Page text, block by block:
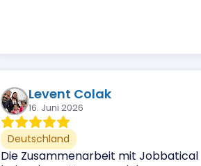
Levent Colak
16. Juni 2026
Deutschland
Die Zusammenarbeit mit Jobbatical